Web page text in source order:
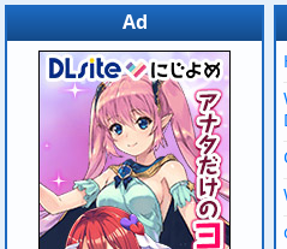
Ad